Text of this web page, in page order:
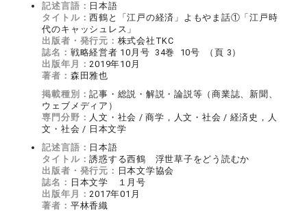
記述言語： 日本語
タイトル：西鶴と「江戸の経済」よもやま話①「江戸時
代のキャッシュレス」
出版者・発行元： 株式会社TKC
誌名： 戦略経営者 10月号 34巻 10号 （頁 3）
出版年月：2019年10月
著者： 森田雅也
掲載種別：記事・総説・解説・論説等（商業誌、新聞、
ウェブメディア）
専門分野： 人文・社会 / 商学，人文・社会 / 経済史，人
文・社会 / 日本文学
記述言語： 日本語
タイトル：誘惑する西鶴 浮世草子をどう読むか
出版者・発行元： 日本文学協会
誌名： 日本文学 １月号
出版年月：2017年01月
著者： 平林香織